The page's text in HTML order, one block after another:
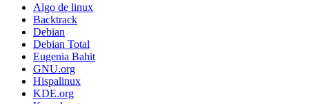
Algo de linux
Backtrack
Debian
Debian Total
Eugenia Bahit
GNU.org
Hispalinux
KDE.org